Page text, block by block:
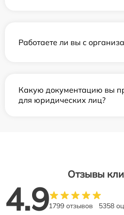
Работаете ли вы с
Какую документацию вы
для юридических лиц?
Отзывы
4.91799 отзывов 5358